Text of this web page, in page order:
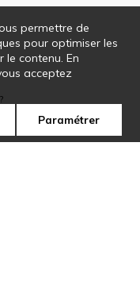
permettre de
pour optimiser les
contenu. En
acceptez
Paramétrer